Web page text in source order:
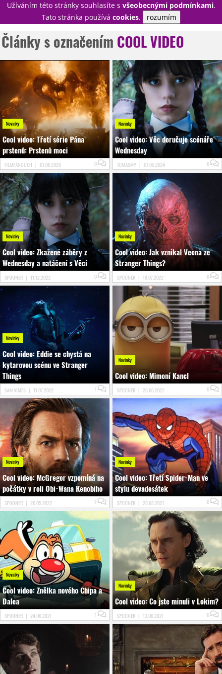
Užíváním této stránky souhlasíte s všeobecnými podmínkami.
Tato stránka používá cookies. rozumím
PŘIHLÁSIT
NOVINKY
TÉMATA
RECENZE
EPIZODY
KULT
TRAILERY
GALERIE
DISKUZE
STATISTIKY
TIRÁŽ
Články s označením COOL VIDEO
Novinky
Cool video: Třetí série Pána
prstenů: Prstenů moci
FILMFANOUCH | 01.08.2026 0
Novinky
Cool video: Věc doručuje scénáře
Wednesday
TOMASMY | 07.05.2024 0
Novinky
Cool video: Zkažené záběry z
Wednesday a natáčení s Věcí
SPOONER | 11.12.2022 0
Novinky
Cool video: Jak vznikal Vecna ze
Stranger Things?
SPOONER | 18.07.2022 0
Novinky
Cool video: Eddie se chystá na
kytarovou scénu ve Stranger
Things
SAM.VIMES | 11.07.2022 1
Novinky
Cool video: Mimoní Kancl
SPOONER | 28.06.2022 0
Novinky
Cool video: McGregor vzpomíná na
počátky v roli Obi-Wana Kenobiho
SPOONER | 20.05.2022 2
Novinky
Cool video: Třetí Spider-Man ve
stylu devadesátek
SPOONER | 28.08.2021 0
Novinky
Cool video: Znělka nového Chipa a
Dalea
SPOONER | 24.06.2021 1
Novinky
Cool video: Co jste minuli v Lokim?
SPOONER | 13.06.2021 0